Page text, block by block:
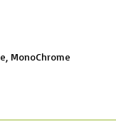
MonoChrome